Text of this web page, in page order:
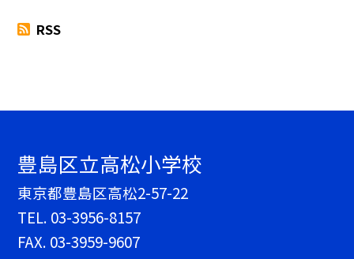
RSS
豊島区立高松小学校
東京都豊島区高松2-57-22
TEL. 03-3956-8157
FAX. 03-3959-9607